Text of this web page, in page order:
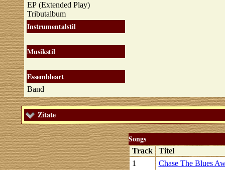
EP (Extended Play)
Tributalbum
Instrumentalstil
Musikstil
Essembleart
Band
Zitate
Songs
Track
Titel
1
Chase The Blues